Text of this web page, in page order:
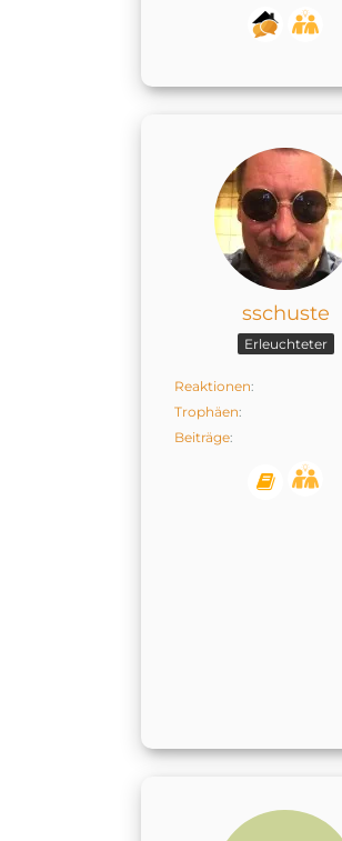
sschuste
Erleuchteter
Reaktionen
Trophäen
Beiträge